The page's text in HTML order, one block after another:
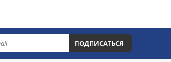
ПОДПИСАТЬСЯ